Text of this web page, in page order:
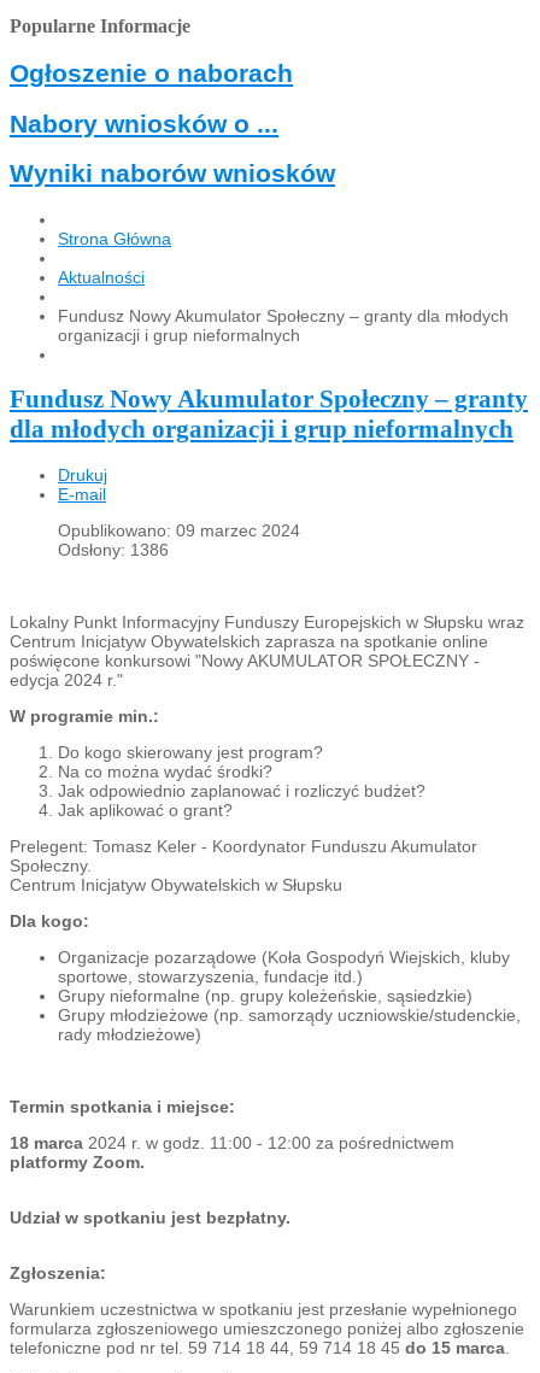
Popularne Informacje
Ogłoszenie o naborach
Nabory wniosków o ...
Wyniki naborów wniosków
Strona Główna
Aktualności
Fundusz Nowy Akumulator Społeczny – granty dla młodych
organizacji i grup nieformalnych
Fundusz Nowy Akumulator Społeczny – granty
dla młodych organizacji i grup nieformalnych
Drukuj
E-mail
Opublikowano: 09 marzec 2024
Odsłony: 1386
Lokalny Punkt Informacyjny Funduszy Europejskich w Słupsku wraz
Centrum Inicjatyw Obywatelskich zaprasza na spotkanie online
poświęcone konkursowi "Nowy AKUMULATOR SPOŁECZNY -
edycja 2024 r."
W programie min.:
Do kogo skierowany jest program?
Na co można wydać środki?
Jak odpowiednio zaplanować i rozliczyć budżet?
Jak aplikować o grant?
Prelegent: Tomasz Keler - Koordynator Funduszu Akumulator
Społeczny.
Centrum Inicjatyw Obywatelskich w Słupsku
Dla kogo:
Organizacje pozarządowe (Koła Gospodyń Wiejskich, kluby
sportowe, stowarzyszenia, fundacje itd.)
Grupy nieformalne (np. grupy koleżeńskie, sąsiedzkie)
Grupy młodzieżowe (np. samorządy uczniowskie/studenckie,
rady młodzieżowe)
Termin spotkania i miejsce:
18 marca 2024 r. w godz. 11:00 - 12:00 za pośrednictwem
platformy Zoom.
Udział w spotkaniu jest bezpłatny.
Zgłoszenia:
Warunkiem uczestnictwa w spotkaniu jest przesłanie wypełnionego
formularza zgłoszeniowego umieszczonego poniżej albo zgłoszenie
telefoniczne pod nr tel. 59 714 18 44, 59 714 18 45 do 15 marca.